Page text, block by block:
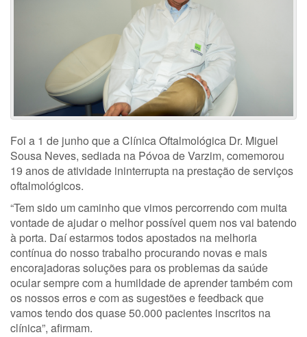
Foi a 1 de junho que a Clínica Oftalmológica Dr. Miguel
Sousa Neves, sediada na Póvoa de Varzim, comemorou
19 anos de atividade ininterrupta na prestação de serviços
oftalmológicos.
“Tem sido um caminho que vimos percorrendo com muita
vontade de ajudar o melhor possível quem nos vai batendo
à porta. Daí estarmos todos apostados na melhoria
contínua do nosso trabalho procurando novas e mais
encorajadoras soluções para os problemas da saúde
ocular sempre com a humildade de aprender também com
os nossos erros e com as sugestões e feedback que
vamos tendo dos quase 50.000 pacientes inscritos na
clínica”, afirmam.